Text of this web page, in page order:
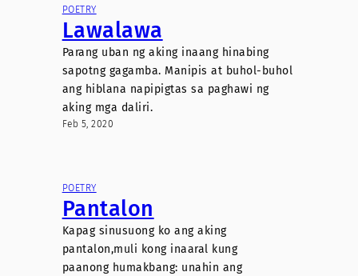
POETRY
Lawalawa
Parang uban ng aking inaang hinabing
sapotng gagamba. Manipis at buhol-buhol
ang hiblana napipigtas sa paghawi ng
aking mga daliri.
Feb 5, 2020
POETRY
Pantalon
Kapag sinusuong ko ang aking
pantalon,muli kong inaaral kung
paanong humakbang: unahin ang